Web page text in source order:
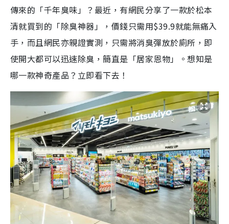
傳來的「千年臭味」？最近，有網民分享了一款於松本
清就買到的「除臭神器」，價錢只需用$39.9就能無痛入
手，而且網民亦親證實測，只需將消臭彈放於廁所，即
使開大都可以迅速除臭，簡直是「居家恩物」。想知是
哪一款神奇產品？立即看下去！